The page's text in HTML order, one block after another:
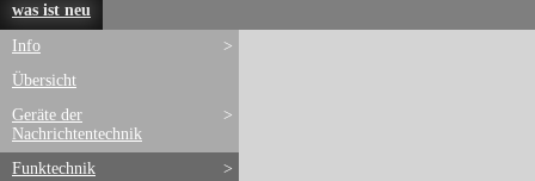
was ist neu
>
Info
Übersicht
>
Geräte der
Nachrichtentechnik
>
Funktechnik